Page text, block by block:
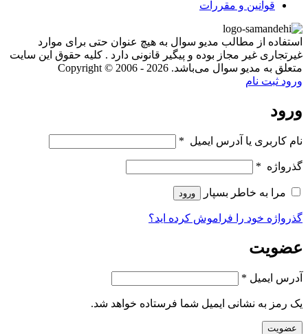
قوانین و مقررات
استفاده از مطالب مدیو سوال به هیچ عنوان حتی برای موارد
غیرتجاری غیر مجاز بوده و پیگیر قانونی دارد . کلیه حقوق این سایت
متعلق به مدیو سوال می‌باشد. Copyright © 2006 - 2026
ورود ثبت نام
ورود
نام کاربری یا آدرس ایمیل *
گذرواژه *
مرا به خاطر بسپار ورود
گذرواژه خود را فراموش کرده اید؟
عضویت
آدرس ایمیل *
یک رمز به نشانی ایمیل شما فرستاده خواهد شد.
عضویت